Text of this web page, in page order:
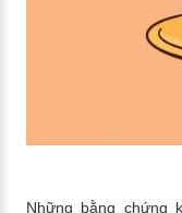
Những bằng chứng